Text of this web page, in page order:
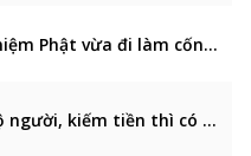
Có thể vừa chuyên tu niệm Phật vừa đi làm cống hiến cho xã hội không?
Dùng thần thông để độ người, kiếm tiền thì có như pháp không?